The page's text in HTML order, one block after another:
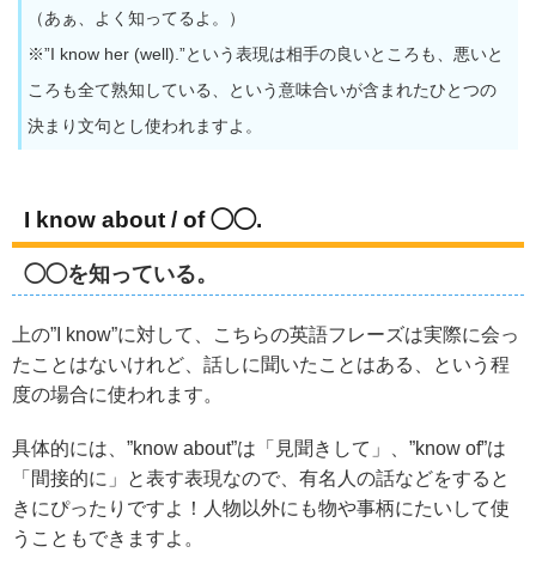
（あぁ、よく知ってるよ。）
※”I know her (well).”という表現は相手の良いところも、悪いと
ころも全て熟知している、という意味合いが含まれたひとつの
決まり文句とし使われますよ。
I know about / of ◯◯.
◯◯を知っている。
上の”I know”に対して、こちらの英語フレーズは実際に会っ
たことはないけれど、話しに聞いたことはある、という程
度の場合に使われます。
具体的には、”know about”は「見聞きして」、”know of”は
「間接的に」と表す表現なので、有名人の話などをすると
きにぴったりですよ！人物以外にも物や事柄にたいして使
うこともできますよ。